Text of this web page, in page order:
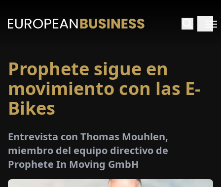
E-
Prophete sigue en
movimiento con las E-
Bikes
Entrevista con Thomas Mouhlen,
miembro del equipo directivo de
Prophete In Moving GmbH